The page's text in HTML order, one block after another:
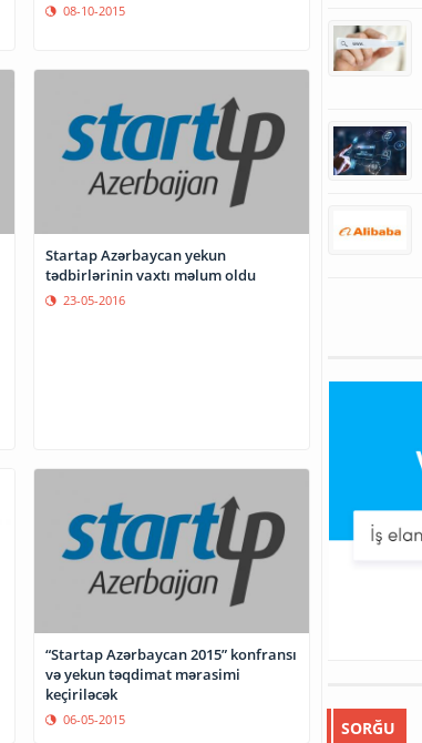
08-10-2015
Startap Azərbaycan yekun
tədbirlərinin vaxtı məlum oldu
23-05-2016
“Startap Azərbaycan 2015” konfransı
və yekun təqdimat mərasimi
keçiriləcək
06-05-2015 SORĞU